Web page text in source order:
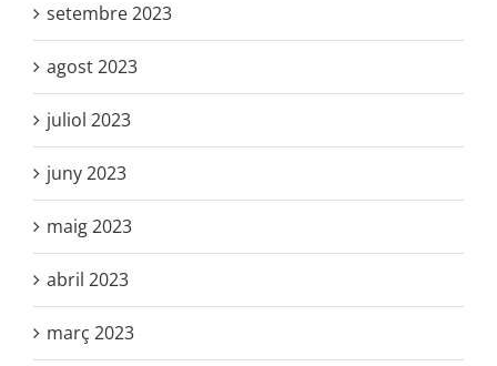
setembre 2023
agost 2023
juliol 2023
juny 2023
maig 2023
abril 2023
març 2023